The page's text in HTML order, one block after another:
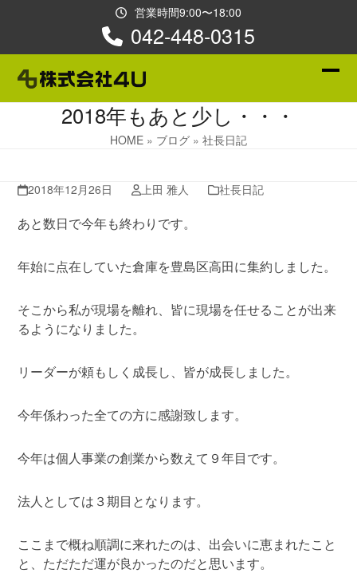
営業時間9:00〜18:00
042-448-0315
2018年もあと少し・・・
HOME » ブログ » 社長日記
2018年12月26日 上田 雅人 社長日記
あと数日で今年も終わりです。
年始に点在していた倉庫を豊島区高田に集約しました。
そこから私が現場を離れ、皆に現場を任せることが出来
るようになりました。
リーダーが頼もしく成長し、皆が成長しました。
今年係わった全ての方に感謝致します。
今年は個人事業の創業から数えて９年目です。
法人としては３期目となります。
ここまで概ね順調に来れたのは、出会いに恵まれたこと
と、ただただ運が良かったのだと思います。